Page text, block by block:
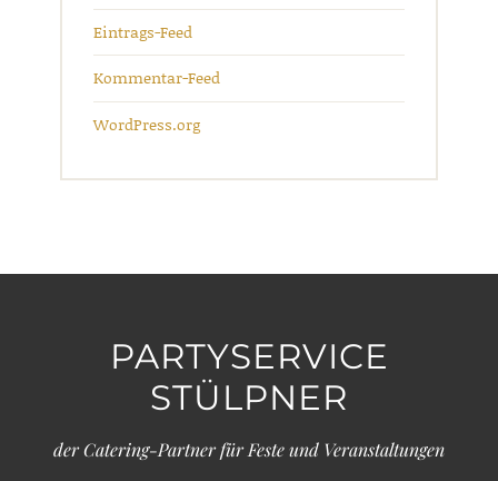
Eintrags-Feed
Kommentar-Feed
WordPress.org
PARTYSERVICE
STÜLPNER
der Catering-Partner für Feste und Veranstaltungen